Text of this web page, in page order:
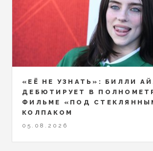
«ЕЁ НЕ УЗНАТЬ»: БИЛЛИ
ДЕБЮТИРУЕТ В
ФИЛЬМЕ «ПОД
КОЛПАКОМ
05.08.2026